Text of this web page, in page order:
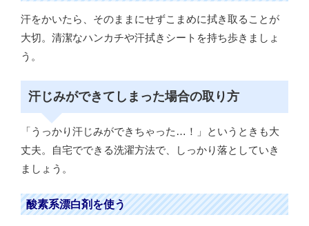
汗をかいたら、そのままにせずこまめに拭き取ることが
大切。清潔なハンカチや汗拭きシートを持ち歩きましょ
う。
汗じみができてしまった場合の取り方
「うっかり汗じみができちゃった…！」というときも大
丈夫。自宅でできる洗濯方法で、しっかり落としていき
ましょう。
酸素系漂白剤を使う